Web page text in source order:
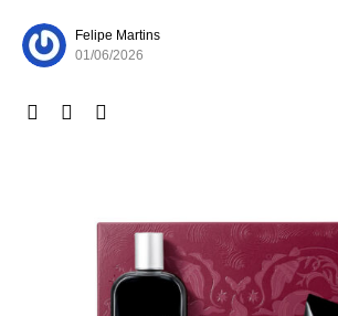
Felipe Martins
01/06/2026